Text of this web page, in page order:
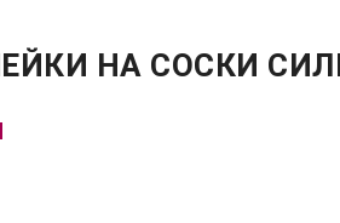
НА СОСКИ